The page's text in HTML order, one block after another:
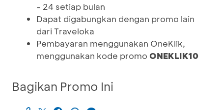
- 24 setiap bulan
Dapat digabungkan dengan promo lain
dari Traveloka
Pembayaran menggunakan OneKlik,
menggunakan kode promo ONEKLIK10
Bagikan Promo Ini